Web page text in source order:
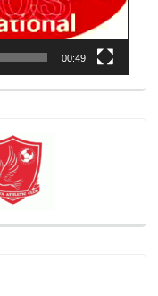
00:49